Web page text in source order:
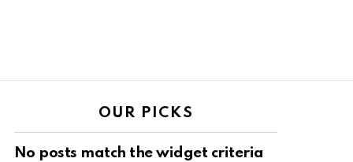
OUR PICKS
No posts match the widget criteria